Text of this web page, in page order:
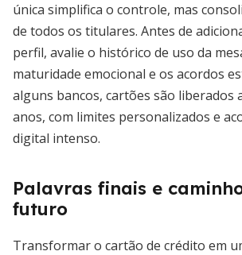
única simplifica o controle, mas
de todos os titulares. Antes de
perfil, avalie o histórico de uso da
maturidade emocional e os acordos
alguns bancos, cartões são liberados
anos, com limites personalizados e
digital intenso.
Palavras finais e
futuro
Transformar o cartão de crédito em